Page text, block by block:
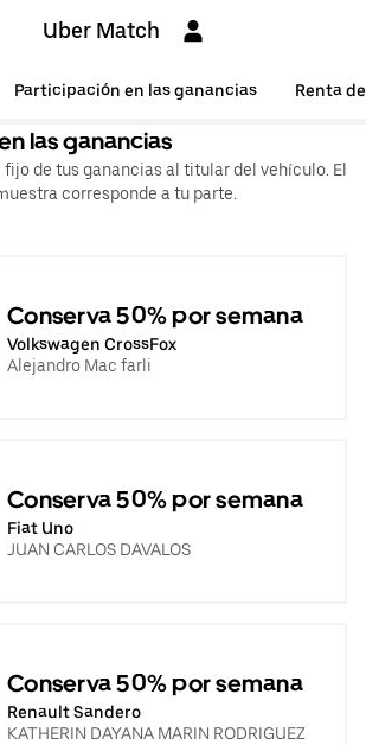
Uber Match
Participación en las ganancias Renta
las ganancias
fijo de tus ganancias al titular del vehículo. El
corresponde a tu parte.
Conserva 50% por semana
Volkswagen CrossFox
Alejandro Mac farli
Conserva 50% por semana
Fiat Uno
JUAN CARLOS DAVALOS
Conserva 50% por semana
Renault Sandero
KATHERIN DAYANA MARIN RODRIGUEZ